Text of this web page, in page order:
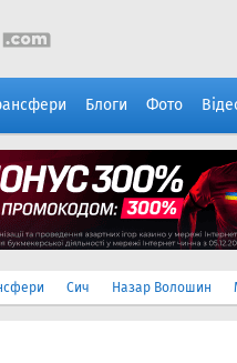
Блоги Фото
Сич Назар Волошин